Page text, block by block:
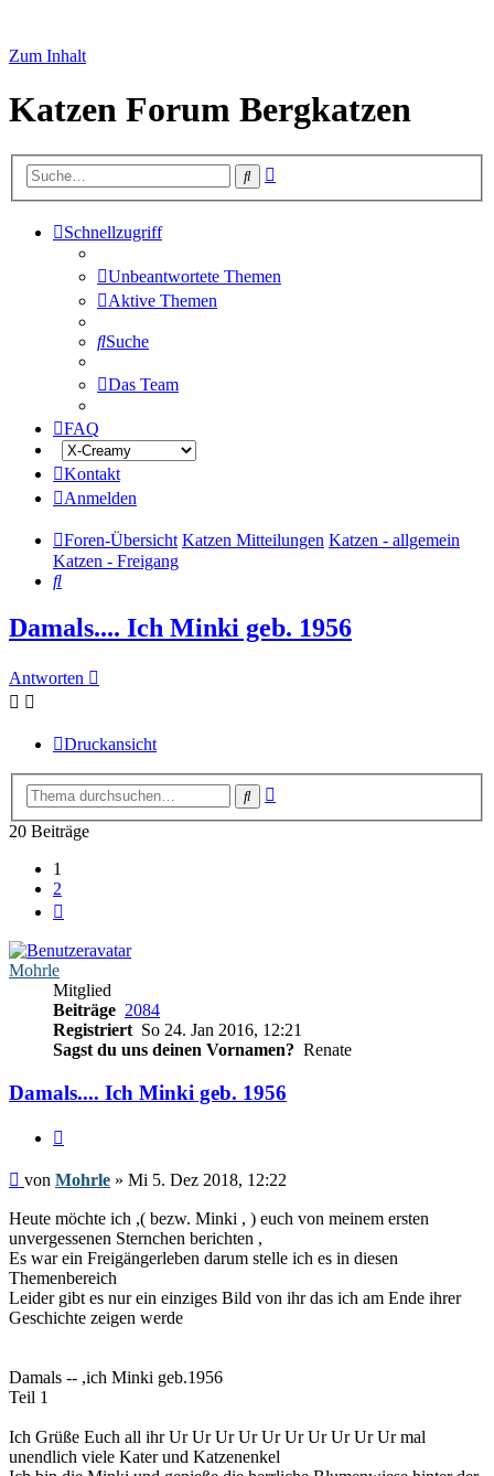
Zum Inhalt
Katzen Forum Bergkatzen
Suche
Schnellzugriff
Unbeantwortete Themen
Aktive Themen
Suche
Das Team
FAQ
Kontakt
Anmelden
Foren-Übersicht Katzen Mitteilungen Katzen - allgemein
Katzen - Freigang
Suche
Damals.... Ich Minki geb. 1956
Antworten
Druckansicht
Suche
20 Beiträge
1
2
Mohrle
Mitglied
Beiträge 2084
Registriert So 24. Jan 2016, 12:21
Sagst du uns deinen Vornamen? Renate
Damals.... Ich Minki geb. 1956
Beitrag
von Mohrle » Mi 5. Dez 2018, 12:22
Heute möchte ich ,( bezw. Minki , ) euch von meinem ersten
unvergessenen Sternchen berichten ,
Es war ein Freigängerleben darum stelle ich es in diesen
Themenbereich
Leider gibt es nur ein einziges Bild von ihr das ich am Ende ihrer
Geschichte zeigen werde
Damals -- ,ich Minki geb.1956
Teil 1
Ich Grüße Euch all ihr Ur Ur Ur Ur Ur Ur Ur Ur Ur Ur mal
unendlich viele Kater und Katzenenkel